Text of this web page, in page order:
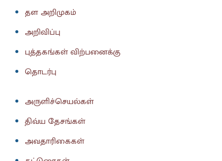
தள அறிமுகம்
அறிவிப்பு
புத்தகங்கள் விற்பனைக்கு
தொடர்பு
அருளிச்செயல்கள்
திவ்ய தேசங்கள்
அவதாரிகைகள்